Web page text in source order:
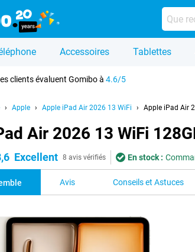
Accessoires Tablettes
clients évaluent Gomibo à4.6/5
Apple Apple iPad Air 2026 13 WiFi Apple iPad Air
Air 2026 13 WiFi
Excellent 8 avis vérifiés En stock :
Avis Conseils et Astuces